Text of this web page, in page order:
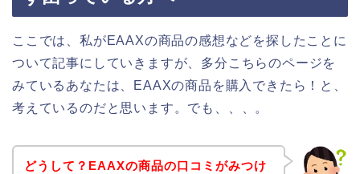
ここでは、私がEAAXの商品の感想などを探したことに
ついて記事にしていきますが、多分こちらのページを
みているあなたは、EAAXの商品を購入できたら！と、
考えているのだと思います。でも、、、。
どうして？EAAXの商品の口コミがみつけ